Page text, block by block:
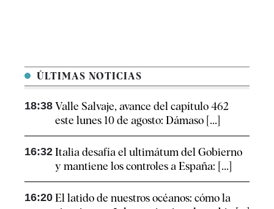
ÚLTIMAS NOTICIAS
18:38 Valle Salvaje, avance del capítulo 462
este lunes 10 de agosto: Dámaso [...]
16:32 Italia desafía el ultimátum del Gobierno
y mantiene los controles a España: [...]
16:20 El latido de nuestros océanos: cómo la